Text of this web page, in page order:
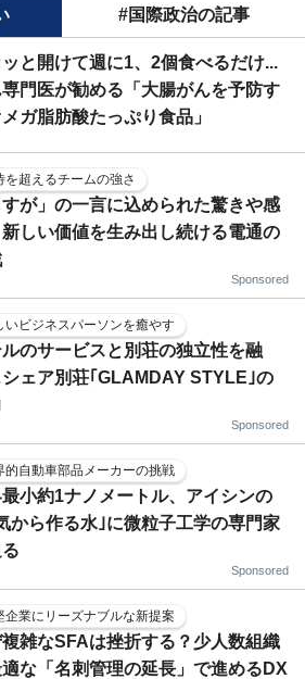
#国際政治の記事
と開けて週に1、2個食べるだけ...
門医が勧める「大腸がんを予防す
ガ脂肪酸たっぷり食品」
を超えるチームの強さ
すが」の一言に込められた驚きや感
しい価値を生み出し続ける電通の
Sponsored
いビジネスパーソンを癒やす
のサービスと別荘の独立性を融
ェア別荘｢GLAMDAY STYLE｣の
Sponsored
的自動車部品メーカーの挑戦
小約1ナノメートル、アイシンの
から作る水｣に微粒子工学の専門家
Sponsored
企業にリーズナブルな新提案
雑なSFAは挫折する？少人数組織
な「名刺管理の延長」で進めるDX